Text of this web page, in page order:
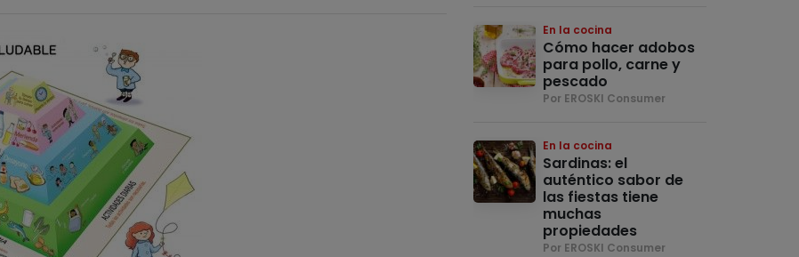
En la cocina
Cómo hacer adobos
para pollo, carne y
pescado
Por EROSKI Consumer
En la cocina
Sardinas: el
auténtico sabor de
las fiestas tiene
muchas
propiedades
Por EROSKI Consumer